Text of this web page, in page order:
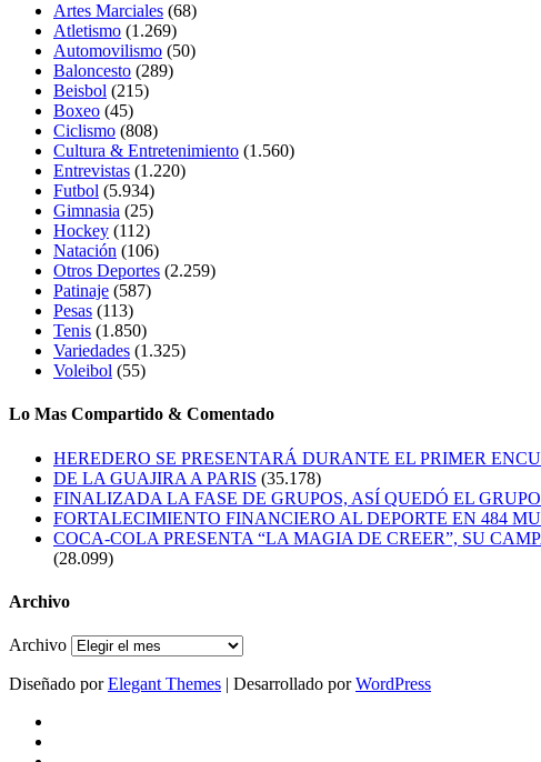
Artes Marciales (68)
Atletismo (1.269)
Automovilismo (50)
Baloncesto (289)
Beisbol (215)
Boxeo (45)
Ciclismo (808)
Cultura & Entretenimiento (1.560)
Entrevistas (1.220)
Futbol (5.934)
Gimnasia (25)
Hockey (112)
Natación (106)
Otros Deportes (2.259)
Patinaje (587)
Pesas (113)
Tenis (1.850)
Variedades (1.325)
Voleibol (55)
Lo Mas Compartido & Comentado
HEREDERO SE PRESENTARÁ DURANTE EL PRIMER
DE LA GUAJIRA A PARIS (35.178)
FINALIZADA LA FASE DE GRUPOS, ASÍ QUEDÓ EL
FORTALECIMIENTO FINANCIERO AL DEPORTE EN 484
COCA-COLA PRESENTA “LA MAGIA DE CREER”, SU
(28.099)
Archivo
Archivo
Diseñado porElegant Themes | Desarrollado porWordPress